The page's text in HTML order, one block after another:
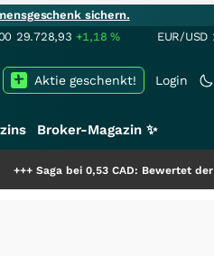
sichern.
29.728,93 +1,18% EUR/USD
Login
Aktie geschenkt!
Broker-Magazin ✨
Saga bei 0,53 CAD: Bewertet der